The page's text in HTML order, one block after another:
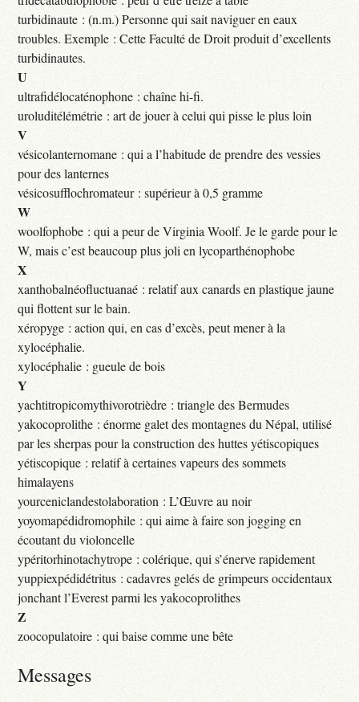
turbidinaute : (n.m.) Personne qui sait naviguer en eaux
troubles. Exemple : Cette Faculté de Droit produit d’excellents
turbidinautes.
U
ultrafidélocaténophone : chaîne hi-fi.
uroluditélémétrie : art de jouer à celui qui pisse le plus loin
V
vésicolanternomane : qui a l’habitude de prendre des vessies
pour des lanternes
vésicosufflochromateur : supérieur à 0,5 gramme
W
woolfophobe : qui a peur de Virginia Woolf. Je le garde pour le
W, mais c’est beaucoup plus joli en lycoparthénophobe
X
xanthobalnéofluctuanaé : relatif aux canards en plastique jaune
qui flottent sur le bain.
xéropyge : action qui, en cas d’excès, peut mener à la
xylocéphalie.
xylocéphalie : gueule de bois
Y
yachtitropicomythivorotrièdre : triangle des Bermudes
yakocoprolithe : énorme galet des montagnes du Népal, utilisé
par les sherpas pour la construction des huttes yétiscopiques
yétiscopique : relatif à certaines vapeurs des sommets
himalayens
yourceniclandestolaboration : L’Œuvre au noir
yoyomapédidromophile : qui aime à faire son jogging en
écoutant du violoncelle
ypéritorhinotachytrope : colérique, qui s’énerve rapidement
yuppiexpédidétritus : cadavres gelés de grimpeurs occidentaux
jonchant l’Everest parmi les yakocoprolithes
Z
zoocopulatoire : qui baise comme une bête
Messages